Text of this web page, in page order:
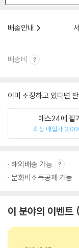
배송안내
배송비
이미 소장하고 있다면
예스24에 팔
최상 매입가
해외배송 가능
문화비소득공제 가능
이 분야의 이벤트